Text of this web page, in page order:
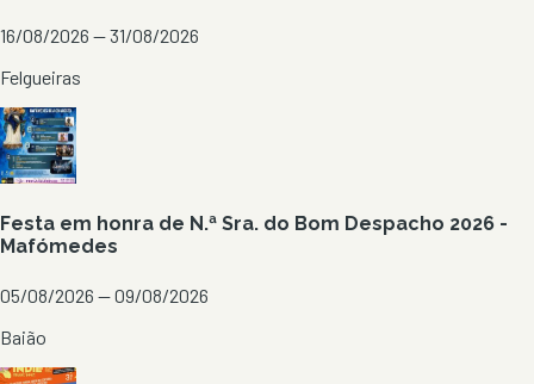
16/08/2026 — 31/08/2026
Felgueiras
Festa em honra de N.ª Sra. do Bom Despacho 2026 -
Mafómedes
05/08/2026 — 09/08/2026
Baião